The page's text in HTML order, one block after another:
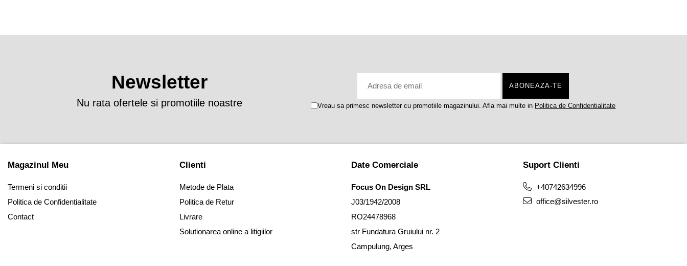
Newsletter
Nu rata ofertele si promotiile noastre Vreau sa primesc newsletter cu promotiile magazinului. Afla mai multe in Politica de Confidentialitate
Magazinul Meu
Termeni si conditii
Politica de Confidentialitate
Contact
Clienti
Metode de Plata
Politica de Retur
Livrare
Solutionarea online a litigiilor
Date Comerciale
Focus On Design SRL
J03/1942/2008
RO24478968
str Fundatura Gruiului nr. 2
Campulung, Arges
Suport Clienti
+40742634996
office@silvester.ro